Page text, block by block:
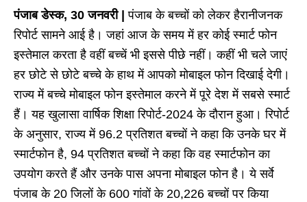
पंजाब डेस्क, 30 जनवरी |पंजाब के बच्चों को लेकर हैरानीजनक
रिपोर्ट सामने आई है। जहां आज के समय में हर कोई स्मार्ट फोन
इस्तेमाल करता है वहीं बच्चें भी इससे पीछे नहीं। कहीं भी चले जाएं
हर छोटे से छोटे बच्चे के हाथ में आपको मोबाइल फोन दिखाई देगी।
राज्य में बच्चे मोबाइल फोन इस्तेमाल करने में पूरे देश में सबसे स्मार्ट
हैं। यह खुलासा वार्षिक शिक्षा रिपोर्ट-2024 के दौरान हुआ। रिपोर्ट
के अनुसार, राज्य में 96.2 प्रतिशत बच्चों ने कहा कि उनके घर में
स्मार्टफोन है, 94 प्रतिशत बच्चों ने कहा कि वह स्मार्टफोन का
उपयोग करते हैं और उनके पास अपना मोबाइल फोन है। ये सर्वे
पंजाब के 20 जिलों के 600 गांवों के 20,226 बच्चों पर किया